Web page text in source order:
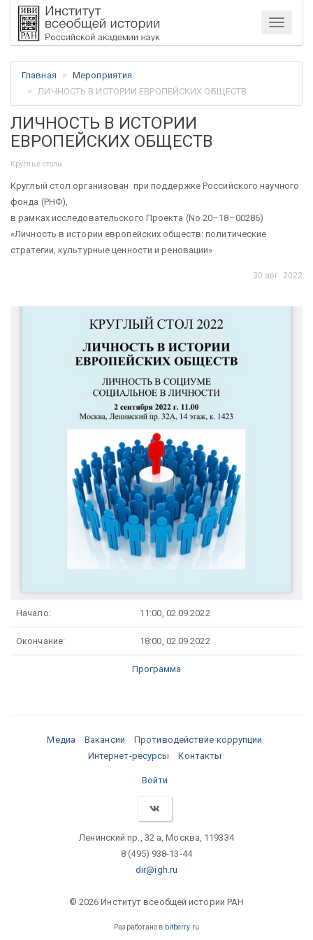
Меню
Главная
Мероприятия
ЛИЧНОСТЬ В ИСТОРИИ ЕВРОПЕЙСКИХ ОБЩЕСТВ
ЛИЧНОСТЬ В ИСТОРИИ
ЕВРОПЕЙСКИХ ОБЩЕСТВ
Круглые столы
Круглый стол организован при поддержке Российского научного
фонда (РНФ),
в рамках исследовательского Проекта (No 20–18–00286)
«Личность в истории европейских обществ: политические
стратегии, культурные ценности и реновации»
30 авг. 2022
Начало: 11:00, 02.09.2022
Окончание: 18:00, 02.09.2022
Программа
Медиа Вакансии
Противодействие коррупции
Интернет-ресурсы
Контакты
Войти
Ленинский пр., 32 а, Москва, 119334
8 (495) 938-13-44
dir@igh.ru
© 2026 Институт всеобщей истории РАН
Разработано в bitberry.ru